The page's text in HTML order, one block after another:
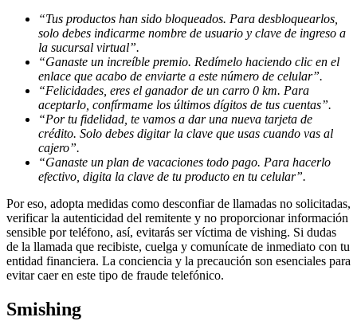
“Tus productos han sido bloqueados. Para desbloquearlos,
solo debes indicarme nombre de usuario y clave de ingreso a
la sucursal virtual”.
“Ganaste un increíble premio. Redímelo haciendo clic en el
enlace que acabo de enviarte a este número de celular”.
“Felicidades, eres el ganador de un carro 0 km. Para
aceptarlo, confírmame los últimos dígitos de tus cuentas”.
“Por tu fidelidad, te vamos a dar una nueva tarjeta de
crédito. Solo debes digitar la clave que usas cuando vas al
cajero”.
“Ganaste un plan de vacaciones todo pago. Para hacerlo
efectivo, digita la clave de tu producto en tu celular”.
Por eso, adopta medidas como desconfiar de llamadas no solicitadas,
verificar la autenticidad del remitente y no proporcionar información
sensible por teléfono, así, evitarás ser víctima de vishing. Si dudas
de la llamada que recibiste, cuelga y comunícate de inmediato con tu
entidad financiera. La conciencia y la precaución son esenciales para
evitar caer en este tipo de fraude telefónico.
Smishing